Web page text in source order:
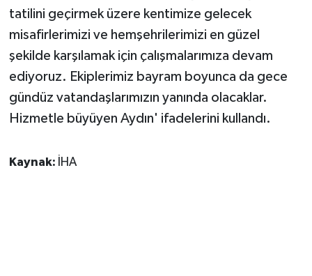
tatilini geçirmek üzere kentimize gelecek
misafirlerimizi ve hemşehrilerimizi en güzel
şekilde karşılamak için çalışmalarımıza devam
ediyoruz. Ekiplerimiz bayram boyunca da gece
gündüz vatandaşlarımızın yanında olacaklar.
Hizmetle büyüyen Aydın' ifadelerini kullandı.
Kaynak: İHA